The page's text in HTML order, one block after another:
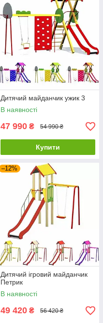
Дитячий майданчик ужик 3
В наявності
47 990 ₴ 54 990 ₴
Купити
–12%
Дитячий ігровий майданчик
Петрик
В наявності
49 420 ₴ 56 420 ₴